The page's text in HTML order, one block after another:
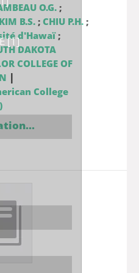
O.G.;
KIM B.S.; CHIU P.H.;
d'Hawaï;
DAKOTA
COLLEGE OF
|
College
[1]